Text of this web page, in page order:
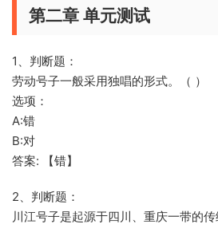
第二章 单元测试
1、判断题：
劳动号子一般采用独唱的形式。（ ）
选项：
A:错
B:对
答案: 【错】
2、判断题：
川江号子是起源于四川、重庆一带的传